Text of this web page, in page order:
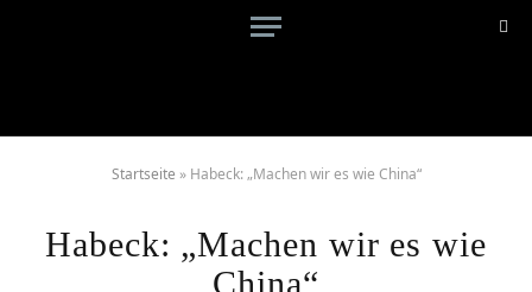
Startseite » Habeck: „Machen wir es wie China“
Habeck: „Machen wir es wie
China“